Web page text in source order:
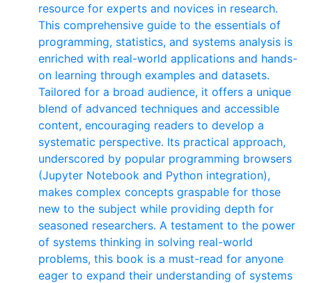
resource for experts and novices in research.
This comprehensive guide to the essentials of
programming, statistics, and systems analysis is
enriched with real-world applications and hands-
on learning through examples and datasets.
Tailored for a broad audience, it offers a unique
blend of advanced techniques and accessible
content, encouraging readers to develop a
systematic perspective. Its practical approach,
underscored by popular programming browsers
(Jupyter Notebook and Python integration),
makes complex concepts graspable for those
new to the subject while providing depth for
seasoned researchers. A testament to the power
of systems thinking in solving real-world
problems, this book is a must-read for anyone
eager to expand their understanding of systems